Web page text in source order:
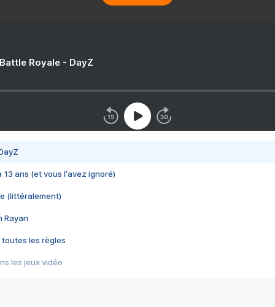
Royale - DayZ
13 ans (et vous l'avez ignoré)
(littéralement)
Rayan
toutes les règles
les jeux vidéo